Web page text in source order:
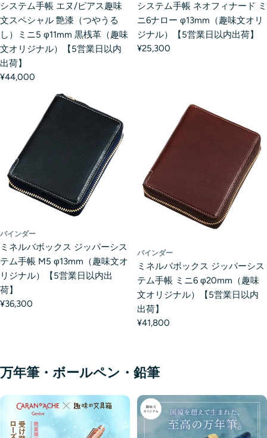
システム手帳 エヌ/ピアス趣味
文スペシャル 艶漆（つやうる
し）ミニ5 φ11mm 黒桟革（趣味
文オリジナル）【5営業日以内
出荷】
¥44,000
システム手帳 ネオフィナード ミ
ニ6ナロー φ13mm（趣味文オリ
ジナル）【5営業日以内出荷】
¥25,300
バインダー
ミネルバボックス ジッパーシス
テム手帳 M5 φ13mm（趣味文オ
リジナル）【5営業日以内出
荷】
¥36,300
バインダー
ミネルバボックス ジッパーシス
テム手帳 ミニ6 φ20mm（趣味
文オリジナル）【5営業日以内
出荷】
¥41,800
万年筆・ボールペン・鉛筆